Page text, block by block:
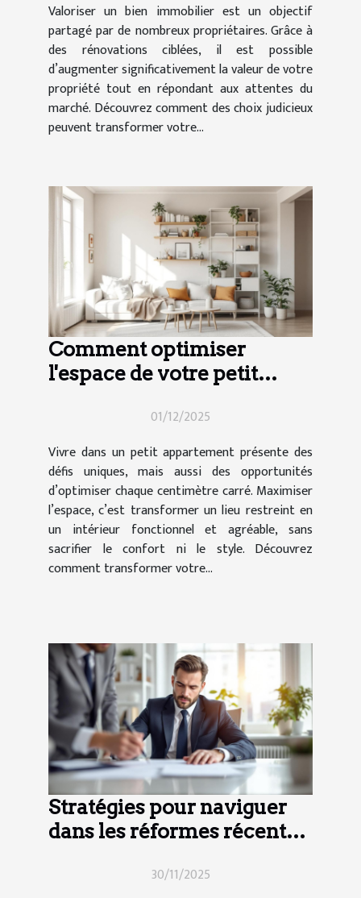
Valoriser un bien immobilier est un objectif
partagé par de nombreux propriétaires. Grâce à
des rénovations ciblées, il est possible
d’augmenter significativement la valeur de votre
propriété tout en répondant aux attentes du
marché. Découvrez comment des choix judicieux
peuvent transformer votre...
Comment optimiser
l'espace de votre petit
01/12/2025
Vivre dans un petit appartement présente des
défis uniques, mais aussi des opportunités
d’optimiser chaque centimètre carré. Maximiser
l’espace, c’est transformer un lieu restreint en
un intérieur fonctionnel et agréable, sans
sacrifier le confort ni le style. Découvrez
comment transformer votre...
Stratégies pour naviguer
dans les réformes récentes
30/11/2025